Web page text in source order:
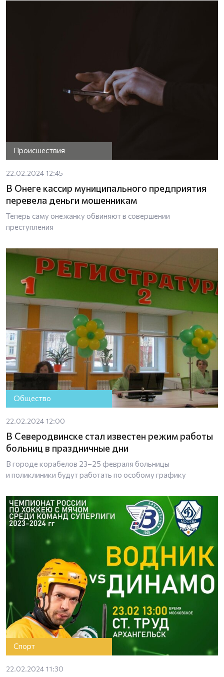
Происшествия
22.02.2024 12:45
В Онеге кассир муниципального предприятия
перевела деньги мошенникам
Теперь саму онежанку обвиняют в совершении
преступления
Общество
22.02.2024 12:00
В Северодвинске стал известен режим работы
больниц в праздничные дни
В городе корабелов 23–25 февраля больницы
и поликлиники будут работать по особому графику
Спорт
22.02.2024 11:30